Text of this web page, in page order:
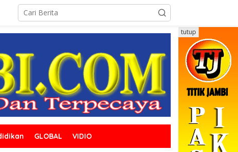
GLOBAL VIDIO
tutup